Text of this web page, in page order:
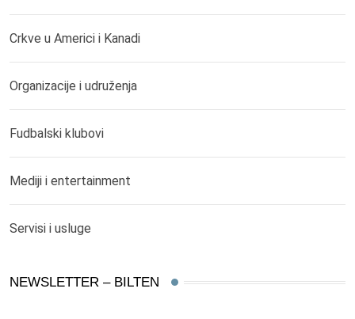
Crkve u Americi i Kanadi
Organizacije i udruženja
Fudbalski klubovi
Mediji i entertainment
Servisi i usluge
NEWSLETTER – BILTEN